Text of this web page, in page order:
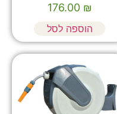
₪
176.00
הוספה לסל